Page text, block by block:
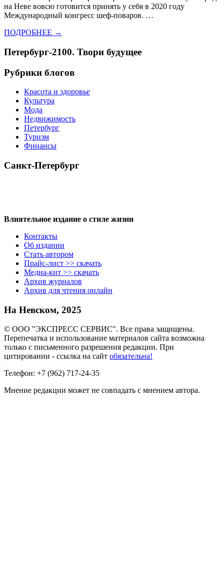
на Неве вовсю готовится принять у себя в 2020 году
Международный конгресс шеф-поваров. …
ПОДРОБНЕЕ →
Петербург-2100. Твори будущее
Рубрики блогов
Красота и здоровье
Культура
Мода
Недвижимость
Петербург
Туризм
Финансы
Санкт-Петербург
Влиятельное издание о стиле жизни
Контакты
Об издании
Стать автором
Прайс-лист >> скачать
Медиа-кит >> скачать
Архив журналов
Архив для чтения онлайн
На Невском, 2025
© ООО "ЭКСПРЕСС СЕРВИС". Все права защищены.
Перепечатка и использование материалов сайта возможна
только с письменного разрешения редакции. При
цитировании - ссылка на сайт обязательна!
Телефон: +7 (962) 717-24-35
Мнение редакции может не совпадать с мнением автора.